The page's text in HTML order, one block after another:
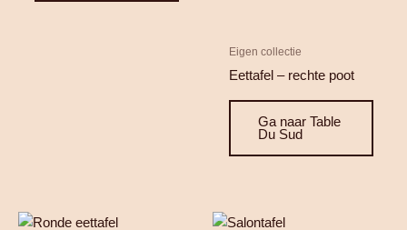
Eigen collectie
Eettafel – rechte poot
Ga naar Table
Du Sud